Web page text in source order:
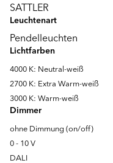
SATTLER
Leuchtenart
Pendelleuchten
Lichtfarben
4000 K: Neutral-weiß
2700 K: Extra Warm-weiß
3000 K: Warm-weiß
Dimmer
ohne Dimmung (on/off)
0 - 10 V
DALI